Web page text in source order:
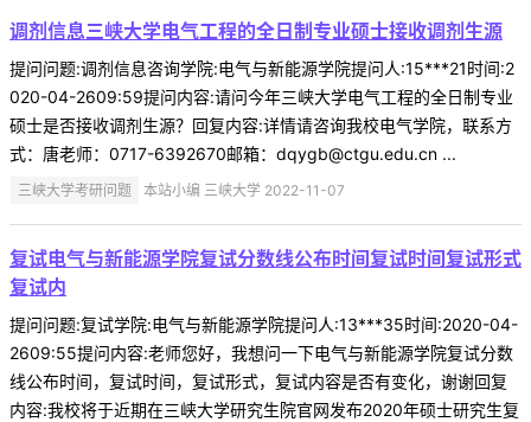
调剂信息三峡大学电气工程的全日制专业硕士接收调剂生源
提问问题:调剂信息咨询学院:电气与新能源学院提问人:15***21时间:2
020-04-2609:59提问内容:请问今年三峡大学电气工程的全日制专业
硕士是否接收调剂生源？回复内容:详情请咨询我校电气学院，联系方
式：唐老师：0717-6392670邮箱：dqygb@ctgu.edu.cn ...
三峡大学考研问题 本站小编 三峡大学 2022-11-07
复试电气与新能源学院复试分数线公布时间复试时间复试形式
复试内
提问问题:复试学院:电气与新能源学院提问人:13***35时间:2020-04-
2609:55提问内容:老师您好，我想问一下电气与新能源学院复试分数
线公布时间，复试时间，复试形式，复试内容是否有变化，谢谢回复
内容:我校将于近期在三峡大学研究生院官网发布2020年硕士研究生复